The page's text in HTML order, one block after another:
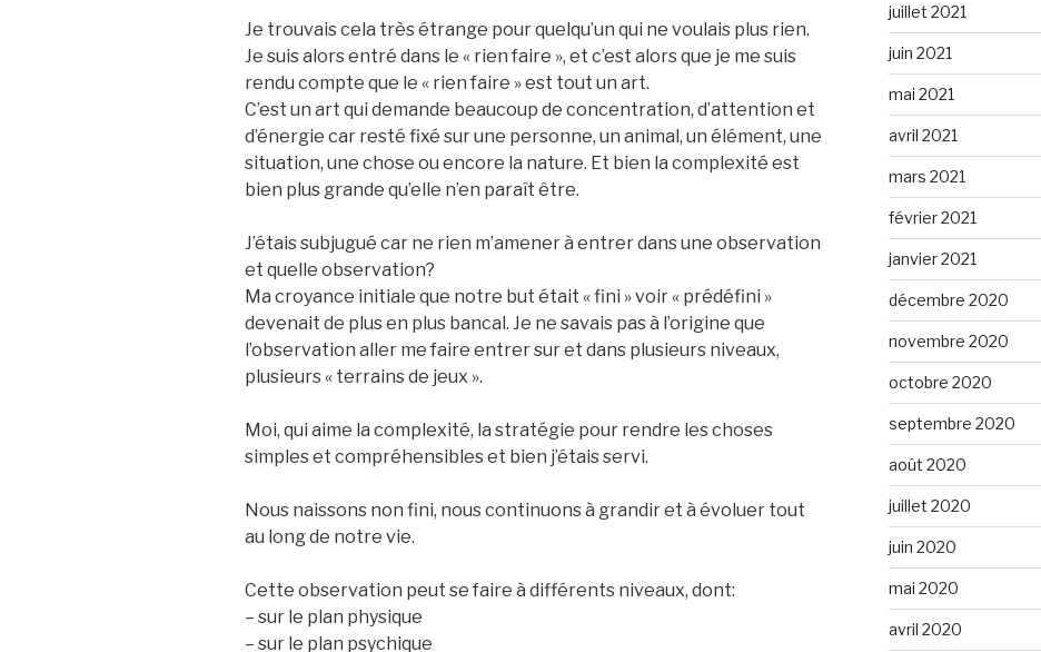
Je trouvais cela très étrange pour quelqu’un qui ne voulais plus rien.
Je suis alors entré dans le « rien faire », et c’est alors que je me suis
rendu compte que le « rien faire » est tout un art.
C’est un art qui demande beaucoup de concentration, d’attention et
d’énergie car resté fixé sur une personne, un animal, un élément, une
situation, une chose ou encore la nature. Et bien la complexité est
bien plus grande qu’elle n’en paraît être.
J’étais subjugué car ne rien m’amener à entrer dans une observation
et quelle observation?
Ma croyance initiale que notre but était « fini » voir « prédéfini »
devenait de plus en plus bancal. Je ne savais pas à l’origine que
l’observation aller me faire entrer sur et dans plusieurs niveaux,
plusieurs « terrains de jeux ».
Moi, qui aime la complexité, la stratégie pour rendre les choses
simples et compréhensibles et bien j’étais servi.
Nous naissons non fini, nous continuons à grandir et à évoluer tout
au long de notre vie.
Cette observation peut se faire à différents niveaux, dont:
– sur le plan physique
– sur le plan psychique
juillet 2021
juin 2021
mai 2021
avril 2021
mars 2021
février 2021
janvier 2021
décembre 2020
novembre 2020
octobre 2020
septembre 2020
août 2020
juillet 2020
juin 2020
mai 2020
avril 2020